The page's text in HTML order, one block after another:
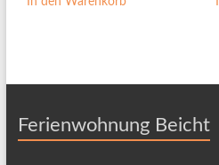
Ferienwohnung Beicht